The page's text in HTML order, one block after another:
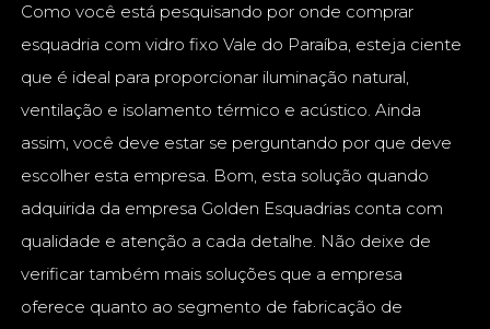
Como você está pesquisando por onde comprar
esquadria com vidro fixo Vale do Paraíba, esteja ciente
que é ideal para proporcionar iluminação natural,
ventilação e isolamento térmico e acústico. Ainda
assim, você deve estar se perguntando por que deve
escolher esta empresa. Bom, esta solução quando
adquirida da empresa Golden Esquadrias conta com
qualidade e atenção a cada detalhe. Não deixe de
verificar também mais soluções que a empresa
oferece quanto ao segmento de fabricação de